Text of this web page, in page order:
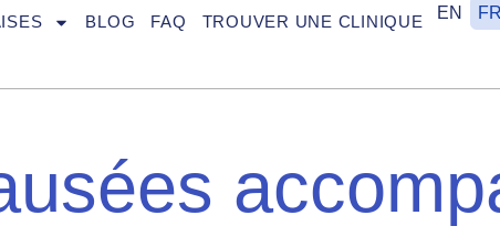
BLOG FAQ TROUVER UNE CLINIQUE EN FR